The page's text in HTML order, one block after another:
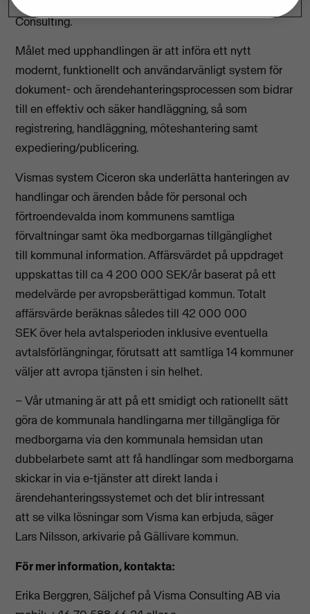
Consulting.
Målet med upphandlingen är att införa ett nytt
modernt, funktionellt och användarvänligt system för
dokument- och ärendehanteringsprocessen som bidrar
till en effektiv och säker handläggning, så som
registrering, handläggning, möteshantering samt
expediering/publicering.
Vismas system Ciceron ska underlätta hanteringen av
handlingar och ärenden både för personal och
förtroendevalda inom kommunens samtliga
förvaltningar samt öka medborgarnas tillgänglighet
till kommunal information. Affärsvärdet på uppdraget
uppskattas till ca 4 200 000 SEK/år baserat på ett
medelvärde per avropsberättigad kommun. Totalt
affärsvärde beräknas således till 42 000 000
SEK över hela avtalsperioden inklusive eventuella
avtalsförlängningar, förutsatt att samtliga 14 kommuner
väljer att avropa tjänsten i sin helhet.
– Vår utmaning är att på ett smidigt och rationellt sätt
göra de kommunala handlingarna mer tillgängliga för
medborgarna via den kommunala hemsidan utan
dubbelarbete samt att få handlingar som medborgarna
skickar in via e-tjänster att direkt landa i
ärendehanteringssystemet och det blir intressant
att se vilka lösningar som Visma kan erbjuda, säger
Lars Nilsson, arkivarie på Gällivare kommun.
För mer information, kontakta:
Erika Berggren, Säljchef på Visma Consulting AB via